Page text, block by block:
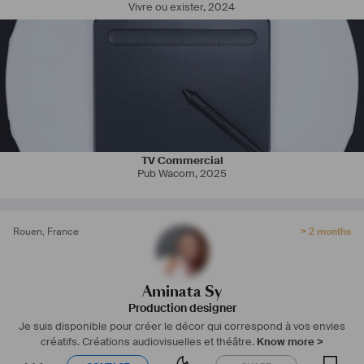
Vivre ou exister,2024
TV Commercial
Pub Wacom,2025
Rouen, France > 2 months
Aminata Sy
Production designer
Je suis disponible pour créer le décor qui correspond à vos envies
créatifs.Créations audiovisuelles et théâtre. Know more >